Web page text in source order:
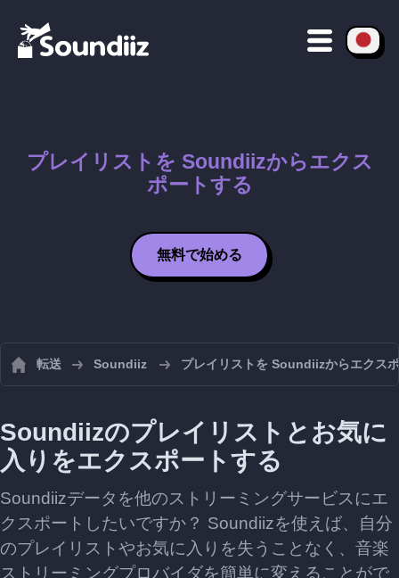
プレイリストを Soundiizからエクス
ポートする
無料で始める
転送 Soundiiz プレイリストを Soundiizからエクス
Soundiizのプレイリストとお気に
入りをエクスポートする
Soundiizデータを他のストリーミングサービスにエ
クスポートしたいですか？ Soundiizを使えば、自分
のプレイリストやお気に入りを失うことなく、音楽
ストリーミングプロバイダを簡単に変えることがで